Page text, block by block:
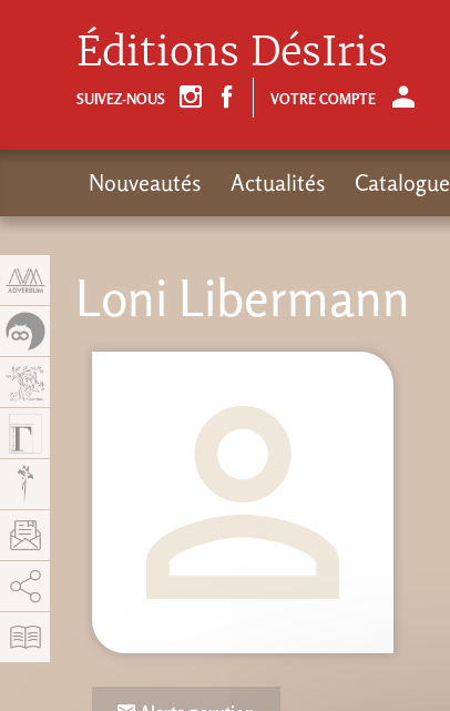
Loni Libermann
Éditions DésIris
SUIVEZ-NOUS VOTRE COMPTE
Nouveautés Actualités Catalogue
AddThis est désactivé. Autoriser